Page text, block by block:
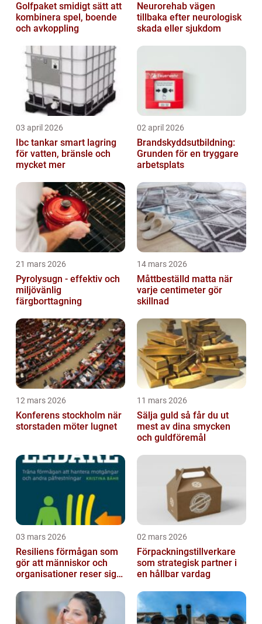
Golfpaket smidigt sätt att
kombinera spel, boende
och avkoppling
Neurorehab vägen
tillbaka efter neurologisk
skada eller sjukdom
03 april 2026
Ibc tankar smart lagring
för vatten, bränsle och
mycket mer
02 april 2026
Brandskyddsutbildning:
Grunden för en tryggare
arbetsplats
21 mars 2026
Pyrolysugn - effektiv och
miljövänlig
färgborttagning
14 mars 2026
Måttbeställd matta när
varje centimeter gör
skillnad
12 mars 2026
Konferens stockholm när
storstaden möter lugnet
11 mars 2026
Sälja guld så får du ut
mest av dina smycken
och guldföremål
03 mars 2026
Resiliens förmågan som
gör att människor och
organisationer reser sig
02 mars 2026
Förpackningstillverkare
som strategisk partner i
en hållbar vardag